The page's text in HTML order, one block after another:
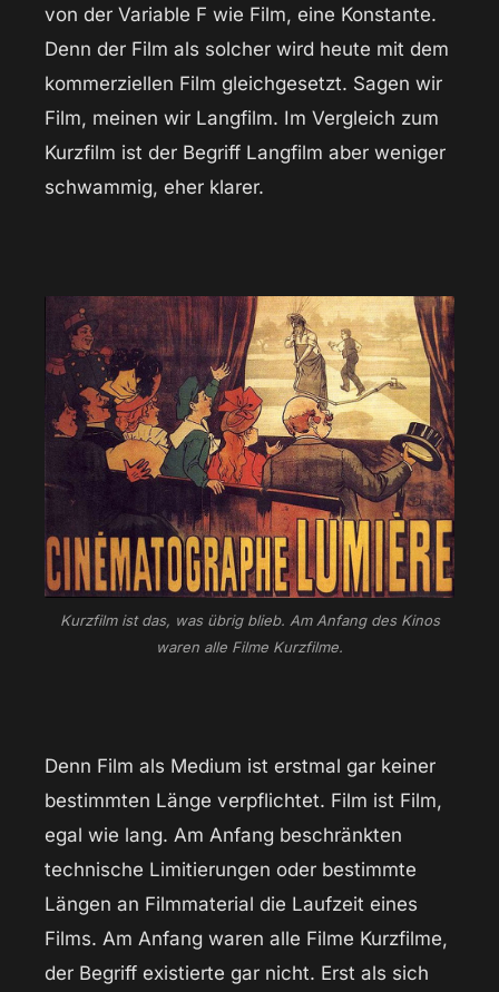
von der Variable F wie Film, eine Konstante.
Denn der Film als solcher wird heute mit dem
kommerziellen Film gleichgesetzt. Sagen wir
Film, meinen wir Langfilm. Im Vergleich zum
Kurzfilm ist der Begriff Langfilm aber weniger
schwammig, eher klarer.
Kurzfilm ist das, was übrig blieb. Am Anfang des Kinos
waren alle Filme Kurzfilme.
Denn Film als Medium ist erstmal gar keiner
bestimmten Länge verpflichtet. Film ist Film,
egal wie lang. Am Anfang beschränkten
technische Limitierungen oder bestimmte
Längen an Filmmaterial die Laufzeit eines
Films. Am Anfang waren alle Filme Kurzfilme,
der Begriff existierte gar nicht. Erst als sich